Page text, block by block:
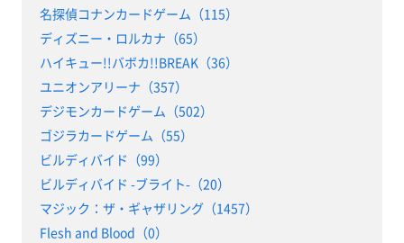
名探偵コナンカードゲーム（115）
ディズニー・ロルカナ（65）
ハイキュー!!バボカ!!BREAK（36）
ユニオンアリーナ（357）
デジモンカードゲーム（502）
ゴジラカードゲーム（55）
ビルディバイド（99）
ビルディバイド -ブライト-（20）
マジック：ザ・ギャザリング（1457）
Flesh and Blood（0）